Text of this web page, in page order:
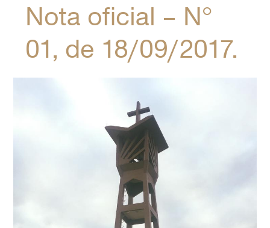
Nota oficial – N°
01, de 18/09/2017.